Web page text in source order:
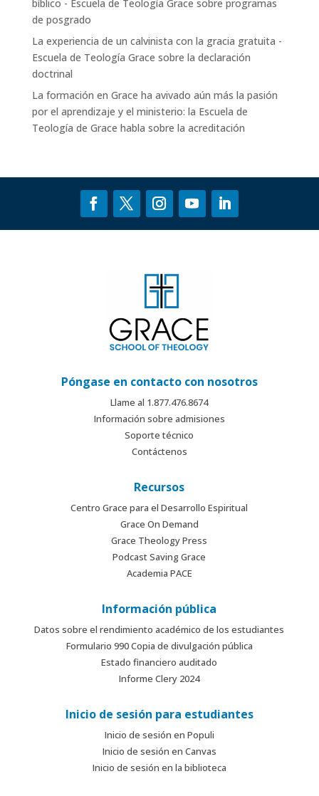
bíblico - Escuela de Teología Grace sobre programas
de posgrado
La experiencia de un calvinista con la gracia gratuita -
Escuela de Teología Grace sobre la declaración
doctrinal
La formación en Grace ha avivado aún más la pasión
por el aprendizaje y el ministerio: la Escuela de
Teología de Grace habla sobre la acreditación
Póngase en contacto con nosotros
Llame al 1.877.476.8674
Información sobre admisiones
Soporte técnico
Contáctenos
Recursos
Centro Grace para el Desarrollo Espiritual
Grace On Demand
Grace Theology Press
Podcast Saving Grace
Academia PACE
Información pública
Datos sobre el rendimiento académico de los estudiantes
Formulario 990 Copia de divulgación pública
Estado financiero auditado
Informe Clery 2024
Inicio de sesión para estudiantes
Inicio de sesión en Populi
Inicio de sesión en Canvas
Inicio de sesión en la biblioteca